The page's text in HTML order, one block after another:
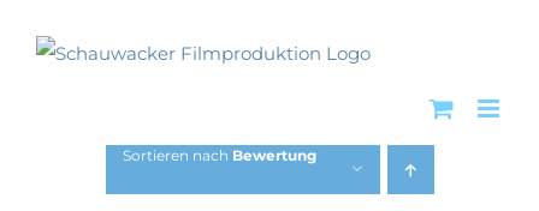
Inhalt
Sortieren nach Bewertung